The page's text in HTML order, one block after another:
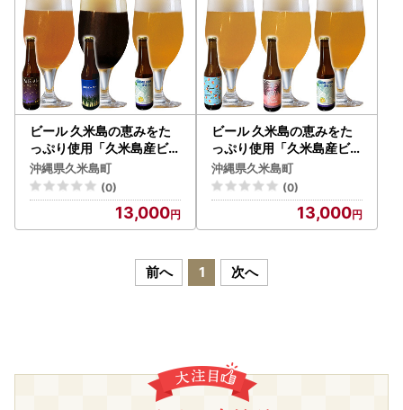
ビール 久米島の恵みをた
っぷり使用「久米島産ビー
ル 豊かな飲みごたえの3本
セット」 クラフトビール
沖縄県久米島町
(0)
13,000
ビール 久米島の恵みをた
っぷり使用「久米島産ビー
ル 果実を感じる3本セット
」 クラフトビール
沖縄県久米島町
(0)
13,000
前へ 1 次へ